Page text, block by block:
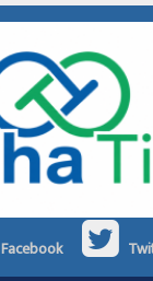
Facebook